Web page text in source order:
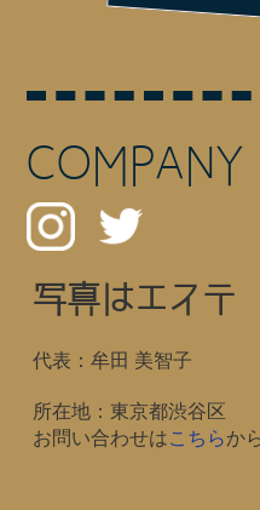
COMPANY
写真はエステ
代表：牟田 美智子
所在地：東京都渋谷区
お問い合わせはこちらか